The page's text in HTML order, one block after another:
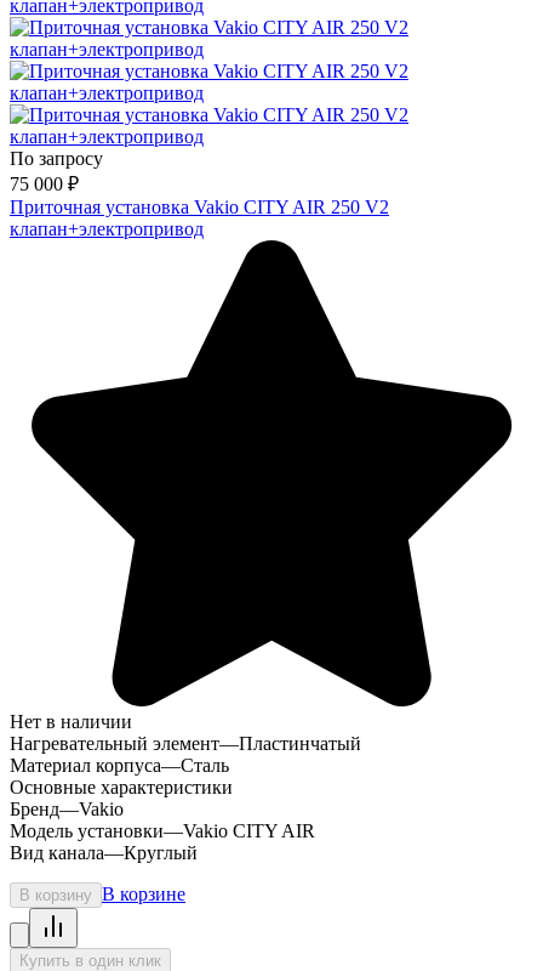
По запросу
75 000 ₽
Приточная установка Vakio CITY AIR 250 V2
клапан+электропривод
Нет в наличии
Нагревательный элемент—Пластинчатый
Материал корпуса—Сталь
Основные характеристики
Бренд—Vakio
Модель установки—Vakio CITY AIR
Вид канала—Круглый
В корзину В корзине
Купить в один клик